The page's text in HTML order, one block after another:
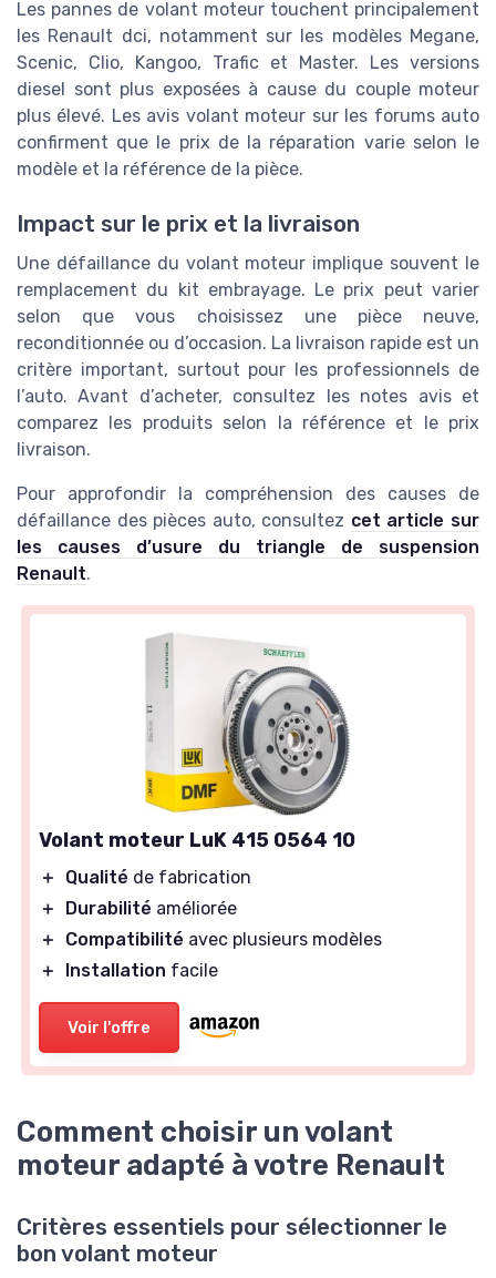
Les pannes de volant moteur touchent principalement
les Renault dci, notamment sur les modèles Megane,
Scenic, Clio, Kangoo, Trafic et Master. Les versions
diesel sont plus exposées à cause du couple moteur
plus élevé. Les avis volant moteur sur les forums auto
confirment que le prix de la réparation varie selon le
modèle et la référence de la pièce.
Impact sur le prix et la livraison
Une défaillance du volant moteur implique souvent le
remplacement du kit embrayage. Le prix peut varier
selon que vous choisissez une pièce neuve,
reconditionnée ou d’occasion. La livraison rapide est un
critère important, surtout pour les professionnels de
l’auto. Avant d’acheter, consultez les notes avis et
comparez les produits selon la référence et le prix
livraison.
Pour approfondir la compréhension des causes de
défaillance des pièces auto, consultez cet article sur
les causes d’usure du triangle de suspension
Renault.
Volant moteur LuK 415 0564 10
＋ Qualité de fabrication
＋
Durabilité améliorée
＋
Compatibilité avec plusieurs modèles
＋
Installation facile
Voir l'offre
Comment choisir un volant
moteur adapté à votre Renault
Critères essentiels pour sélectionner le
bon volant moteur